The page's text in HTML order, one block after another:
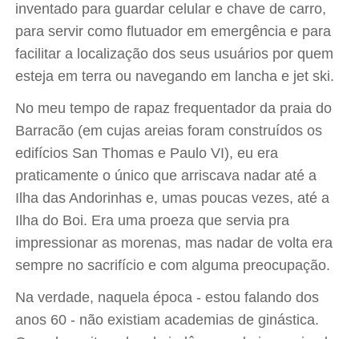
inventado para guardar celular e chave de carro,
para servir como flutuador em emergência e para
facilitar a localização dos seus usuários por quem
esteja em terra ou navegando em lancha e jet ski.
No meu tempo de rapaz frequentador da praia do
Barracão (em cujas areias foram construídos os
edifícios San Thomas e Paulo VI), eu era
praticamente o único que arriscava nadar até a
Ilha das Andorinhas e, umas poucas vezes, até a
Ilha do Boi. Era uma proeza que servia pra
impressionar as morenas, mas nadar de volta era
sempre no sacrifício e com alguma preocupação.
Na verdade, naquela época - estou falando dos
anos 60 - não existiam academias de ginástica.